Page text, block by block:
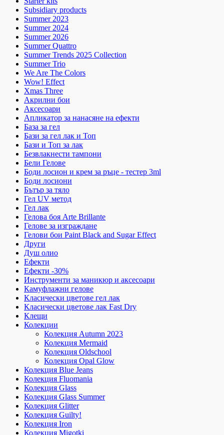
Subsidiary products
Summer 2023
Summer 2024
Summer 2026
Summer Quattro
Summer Trends 2025 Collection
Summer Trio
We Are The Colors
Wow! Effect
Xmas Three
Акрилни бои
Аксесоари
Апликатор за нанасяне на ефекти
База за гел
Бази за гел лак и Топ
Бази и Топ за лак
Безвлакнести тампони
Бели Гелове
Боди лосион и крем за ръце - тестер 3ml
Боди лосиони
Бътър за тяло
Гел UV метод
Гел лак
Гелова боя Arte Brillante
Гелове за изграждане
Гелови бои Paint Black and Sugar Effect
Други
Душ олио
Ефекти
Ефекти -30%
Инструменти за маникюр и аксесоари
Камуфлажни гелове
Класически цветове гел лак
Класически цветове лак Fast Dry
Клещи
Колекции
Колекция Autumn 2023
Колекция Mermaid
Колекция Oldschool
Колекция Opal Glow
Колекция Blue Jeans
Колекция Fluomania
Колекция Glass
Колекция Glass Summer
Колекция Glitter
Колекция Guilty!
Колекция Iron
Колекция Migotki